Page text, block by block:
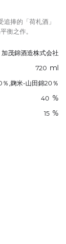
捧的「荷札酒」
衡之作。
加茂錦酒造株式会社
720 ml
,麹米-山田錦20％
40 %
15 %